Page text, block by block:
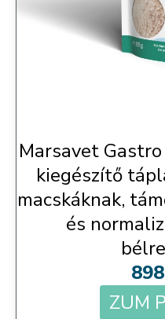
Marsavet
kiegészítő
macskáknak,
és
ZUM